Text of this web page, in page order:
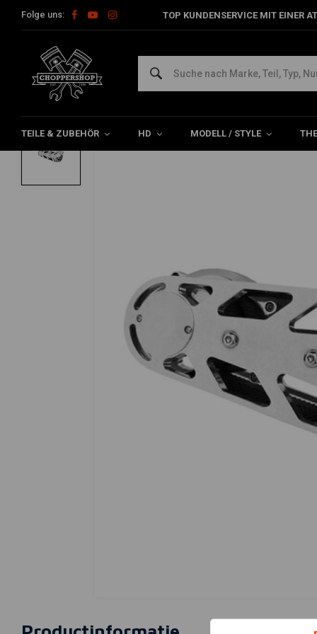
Folge uns: TOP KUNDENSERVICE MIT EINER
TEILE & ZUBEHÖR HD MODELL / STYLE
Home 3-Zoll-Außenbordmotor Super Street Mit Riemenantrieb –
BELT DRIVES LIMITED
3-Zoll-Außenbordmotor Super Street